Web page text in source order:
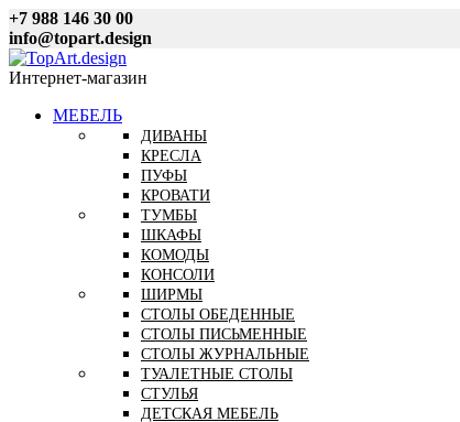
+7 988 146 30 00
info@topart.design
Интернет-магазин
МЕБЕЛЬ
ДИВАНЫ
КРЕСЛА
ПУФЫ
КРОВАТИ
ТУМБЫ
ШКАФЫ
КОМОДЫ
КОНСОЛИ
ШИРМЫ
СТОЛЫ ОБЕДЕННЫЕ
СТОЛЫ ПИСЬМЕННЫЕ
СТОЛЫ ЖУРНАЛЬНЫЕ
ТУАЛЕТНЫЕ СТОЛЫ
СТУЛЬЯ
ДЕТСКАЯ МЕБЕЛЬ